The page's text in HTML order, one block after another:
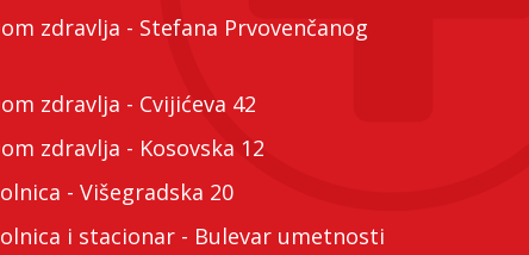
zdravlja - Stefana Prvovenčanog
zdravlja - Cvijićeva 42
zdravlja - Kosovska 12
- Višegradska 20
i stacionar - Bulevar umetnosti